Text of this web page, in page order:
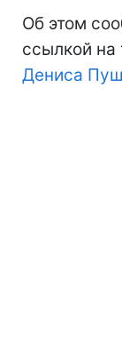
Об этом
ссылкой на
Дениса